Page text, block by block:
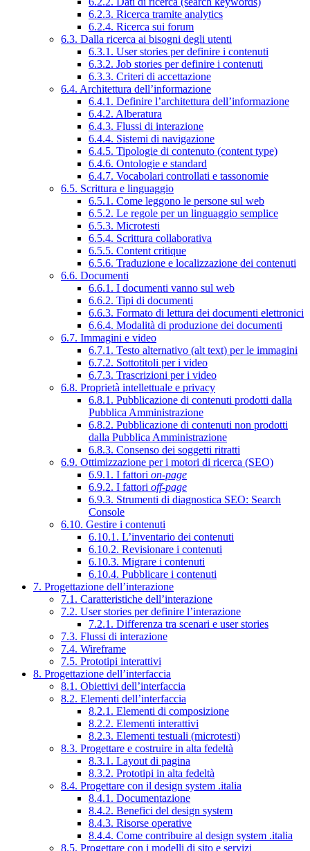
6.2.3. Ricerca tramite analytics
6.2.4. Ricerca sui forum
6.3. Dalla ricerca ai bisogni degli utenti
6.3.1. User stories per definire i contenuti
6.3.2. Job stories per definire i contenuti
6.3.3. Criteri di accettazione
6.4. Architettura dell’informazione
6.4.1. Definire l’architettura dell’informazione
6.4.2. Alberatura
6.4.3. Flussi di interazione
6.4.4. Sistemi di navigazione
6.4.5. Tipologie di contenuto (content type)
6.4.6. Ontologie e standard
6.4.7. Vocabolari controllati e tassonomie
6.5. Scrittura e linguaggio
6.5.1. Come leggono le persone sul web
6.5.2. Le regole per un linguaggio semplice
6.5.3. Microtesti
6.5.4. Scrittura collaborativa
6.5.5. Content critique
6.5.6. Traduzione e localizzazione dei contenuti
6.6. Documenti
6.6.1. I documenti vanno sul web
6.6.2. Tipi di documenti
6.6.3. Formato di lettura dei documenti elettronici
6.6.4. Modalità di produzione dei documenti
6.7. Immagini e video
6.7.1. Testo alternativo (alt text) per le immagini
6.7.2. Sottotitoli per i video
6.7.3. Trascrizioni per i video
6.8. Proprietà intellettuale e privacy
6.8.1. Pubblicazione di contenuti prodotti dalla
Pubblica Amministrazione
6.8.2. Pubblicazione di contenuti non prodotti
dalla Pubblica Amministrazione
6.8.3. Consenso dei soggetti ritratti
6.9. Ottimizzazione per i motori di ricerca (SEO)
6.9.1. I fattori on-page
6.9.2. I fattori off-page
6.9.3. Strumenti di diagnostica SEO: Search
Console
6.10. Gestire i contenuti
6.10.1. L’inventario dei contenuti
6.10.2. Revisionare i contenuti
6.10.3. Migrare i contenuti
6.10.4. Pubblicare i contenuti
7. Progettazione dell’interazione
7.1. Caratteristiche dell’interazione
7.2. User stories per definire l’interazione
7.2.1. Differenza tra scenari e user stories
7.3. Flussi di interazione
7.4. Wireframe
7.5. Prototipi interattivi
8. Progettazione dell’interfaccia
8.1. Obiettivi dell’interfaccia
8.2. Elementi dell’interfaccia
8.2.1. Elementi di composizione
8.2.2. Elementi interattivi
8.2.3. Elementi testuali (microtesti)
8.3. Progettare e costruire in alta fedeltà
8.3.1. Layout di pagina
8.3.2. Prototipi in alta fedeltà
8.4. Progettare con il design system .italia
8.4.1. Documentazione
8.4.2. Benefici del design system
8.4.3. Risorse operative
8.4.4. Come contribuire al design system .italia
8.5. Progettare con i modelli di sito e servizi